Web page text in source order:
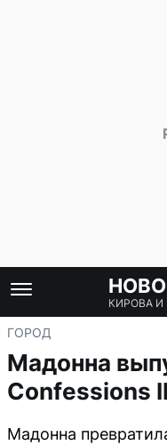
КИРОВА
ГОРОД
Мадонна
Confessions
Мадонна